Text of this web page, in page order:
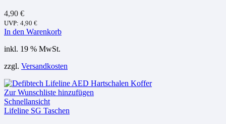
4,90 €
UVP: 4,90 €
In den Warenkorb
inkl. 19 % MwSt.
zzgl. Versandkosten
Zur Wunschliste hinzufügen
Schnellansicht
Lifeline SG Taschen